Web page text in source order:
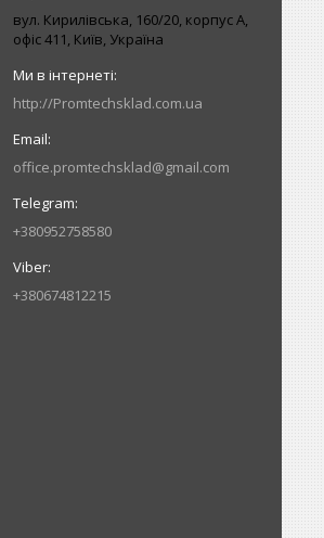
вул. Кирилівська, 160/20, корпус А,
офіс 411, Київ, Україна
http://Promtechsklad.com.ua
office.promtechsklad@gmail.com
+380952758580
+380674812215